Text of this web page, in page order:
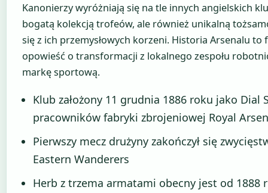
Kanonierzy wyróżniają się na tle innych angielskich
bogatą kolekcją trofeów, ale również unikalną
się z ich przemysłowych korzeni. Historia Arsenalu to
opowieść o transformacji z lokalnego zespołu
markę sportową.
Klub założony 11 grudnia 1886 roku jako Dial
pracowników fabryki zbrojeniowej Royal
Pierwszy mecz drużyny zakończył się
Eastern Wanderers
Herb z trzema armatami obecny jest od 1888